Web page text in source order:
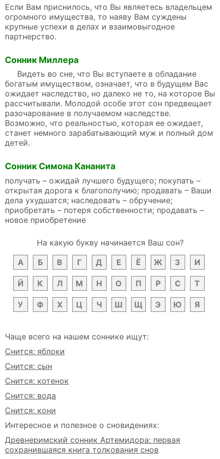
Если Вам приснилось, что Вы являетесь владельцем
огромного имущества, то наяву Вам суждены
крупные успехи в делах и взаимовыгодное
партнерство.
Сонник Миллера
Видеть во сне, что Вы вступаете в обладание
богатым имуществом, означает, что в будущем Вас
ожидает наследство, но далеко не то, на которое Вы
рассчитывали. Молодой особе этот сон предвещает
разочарование в получаемом наследстве.
Возможно, что реальностью, которая ее ожидает,
станет немного зарабатывающий муж и полный дом
детей.
Сонник Симона Кананита
получать – ожидай лучшего будущего; покупать –
открытая дорога к благополучию; продавать – Ваши
дела ухудшатся; наследовать – обручение;
приобретать – потеря собственности; продавать –
новое приобретение
На какую букву начинается Ваш сон?
А
Б В Г Д Е Ё Ж З И
Й К Л М Н О П Р С Т
У Ф Х Ц Ч Ш Щ Э Ю Я
Чаще всего на нашем соннике ищут:
Снится: яблоки
Снится: сын
Снится: котенок
Снится: вода
Снится: кони
Интересное и полезное о сновидениях:
Древнеримский сонник Артемидора: первая
сохранившаяся книга толкования снов